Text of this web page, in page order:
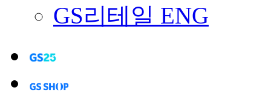
GS리테일 ENG